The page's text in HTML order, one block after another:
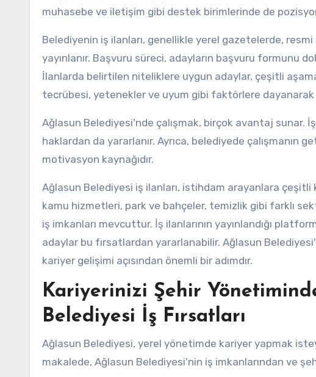
muhasebe ve iletişim gibi destek birimlerinde de
Belediyenin iş ilanları, genellikle yerel gazetelerde,
yayınlanır. Başvuru süreci, adayların başvuru formunu
İlanlarda belirtilen niteliklere uygun adaylar, çeşitli
tecrübesi, yetenekler ve uyum gibi faktörlere dayanarak
Ağlasun Belediyesi'nde çalışmak, birçok avantaj sunar.
haklardan da yararlanır. Ayrıca, belediyede
motivasyon kaynağıdır.
Ağlasun Belediyesi iş ilanları, istihdam arayanlara
kamu hizmetleri, park ve bahçeler, temizlik gibi farklı
iş imkanları mevcuttur. İş ilanlarının yayınlandığı
adaylar bu fırsatlardan yararlanabilir. Ağlasun
kariyer gelişimi açısından önemli bir adımdır.
Kariyerinizi Şehir
Belediyesi İş Fırsatları
Ağlasun Belediyesi, yerel yönetimde kariyer yapmak
makalede, Ağlasun Belediyesi'nin iş imkanlarından ve